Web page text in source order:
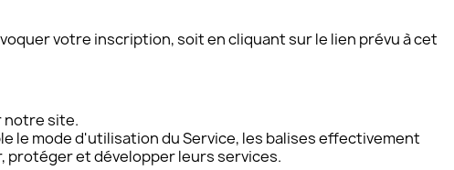
votre inscription, soit en cliquant sur le lien prévu à cet
notre site.
le mode d'utilisation du Service, les balises effectivement
protéger et développer leurs services.